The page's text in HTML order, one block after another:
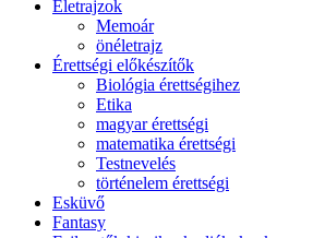
Életrajzok
Memoár
önéletrajz
Érettségi előkészítők
Biológia érettségihez
Etika
magyar érettségi
matematika érettségi
Testnevelés
történelem érettségi
Esküvő
Fantasy